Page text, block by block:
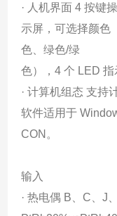
· 人机界面 4 按键
示屏，可选择颜色
色、绿色/绿
色），4 个 LED 指
· 计算机组态 支持
软件适用于
CON。
输入
· 热电偶 B、C、J